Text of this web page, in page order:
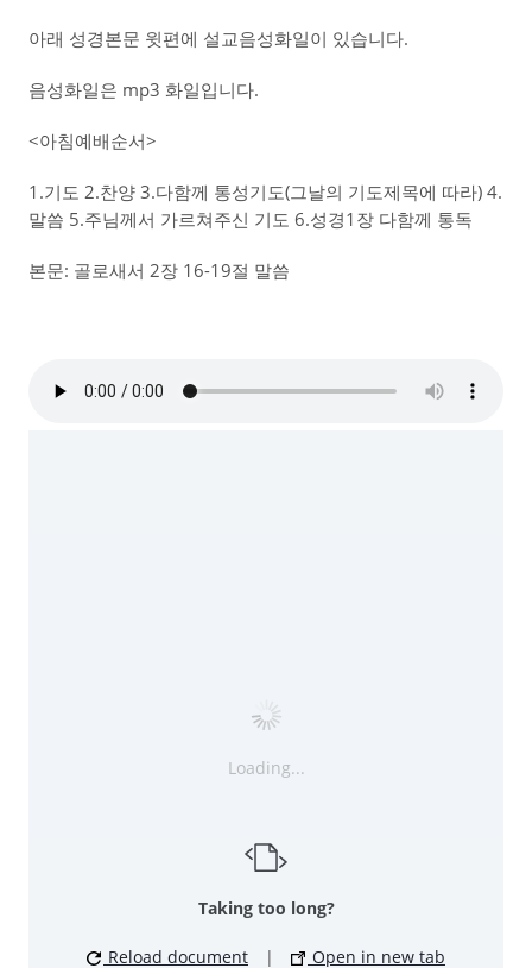
아래 성경본문 윗편에 설교음성화일이 있습니다.
음성화일은 mp3 화일입니다.
<아침예배순서>
1.기도 2.찬양 3.다함께 통성기도(그날의 기도제목에 따라) 4.
말씀 5.주님께서 가르쳐주신 기도 6.성경1장 다함께 통독
본문: 골로새서 2장 16-19절 말씀
Loading...
Taking too long?
Reload document | Open in new tab